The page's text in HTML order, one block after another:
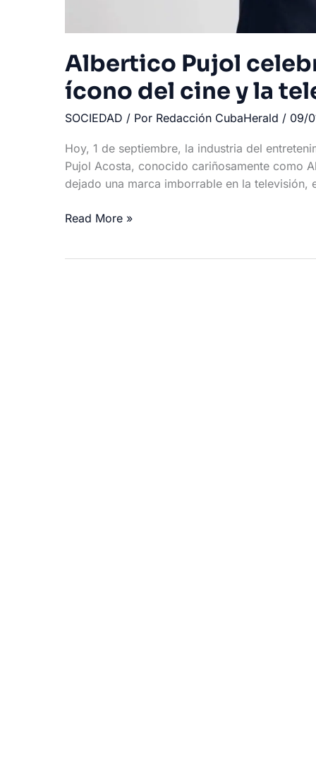
Albertico Pujol
ícono del cine y la
SOCIEDAD / Por Redacción CubaHerald / 09/
Hoy, 1 de septiembre, la industria del
Pujol Acosta, conocido cariñosamente como
dejado una marca imborrable en la televisión,
Albertico
Read More »